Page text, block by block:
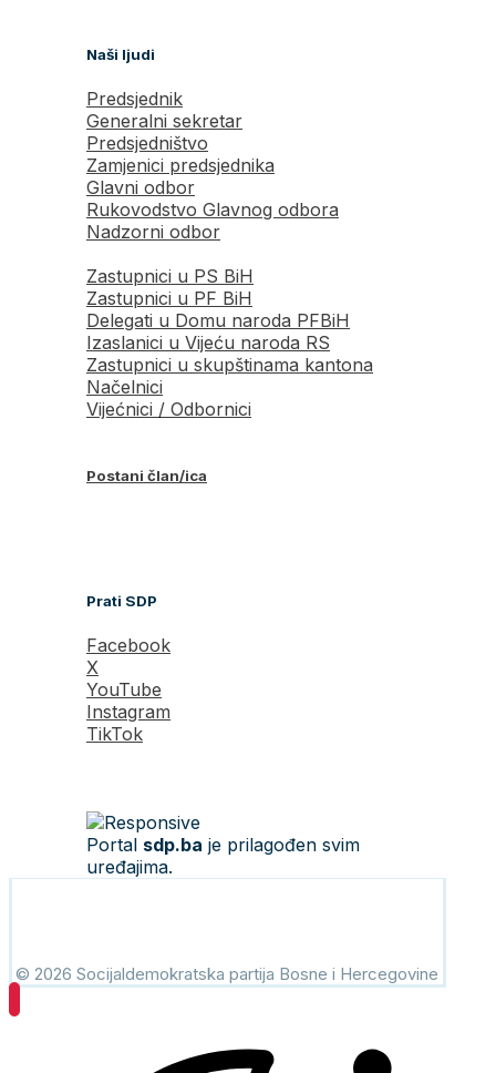
Naši ljudi
Predsjednik
Generalni sekretar
Predsjedništvo
Zamjenici predsjednika
Glavni odbor
Rukovodstvo Glavnog odbora
Nadzorni odbor
Zastupnici u PS BiH
Zastupnici u PF BiH
Delegati u Domu naroda PFBiH
Izaslanici u Vijeću naroda RS
Zastupnici u skupštinama kantona
Načelnici
Vijećnici / Odbornici
Postani član/ica
Prati SDP
Facebook
X
YouTube
Instagram
TikTok
Portal sdp.ba je prilagođen svim
uređajima.
© 2026 Socijaldemokratska partija Bosne i Hercegovine